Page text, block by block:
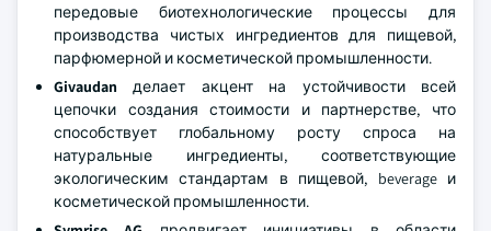
передовые биотехнологические процессы для
производства чистых ингредиентов для пищевой,
парфюмерной и косметической промышленности.
Givaudan делает акцент на устойчивости всей
цепочки создания стоимости и партнерстве, что
способствует глобальному росту спроса на
натуральные ингредиенты, соответствующие
экологическим стандартам в пищевой, beverage и
косметической промышленности.